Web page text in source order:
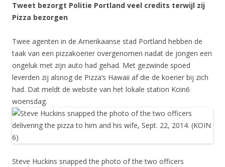
Tweet bezorgt Politie Portland veel credits terwijl zij
Pizza bezorgen
Twee agenten in de Amerikaanse stad Portland hebben de
taak van een pizzakoerier overgenomen nadat de jongen een
ongeluk met zijn auto had gehad. Met gezwinde spoed
leverden zij alsnog de Pizza’s Hawaii af die de koerier bij zich
had. Dat meldt de website van het lokale station Koin6
woensdag.
Steve Huckins snapped the photo of the two officers